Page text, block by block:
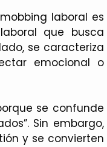
mobbing laboral es
que busca
se caracteriza
emocional o
se confunde
Sin embargo,
y se convierten